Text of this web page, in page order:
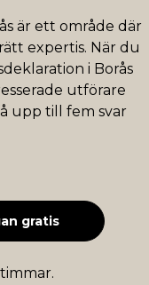
är ett område där
expertis. När du
i Borås
utförare
upp till fem svar
gratis